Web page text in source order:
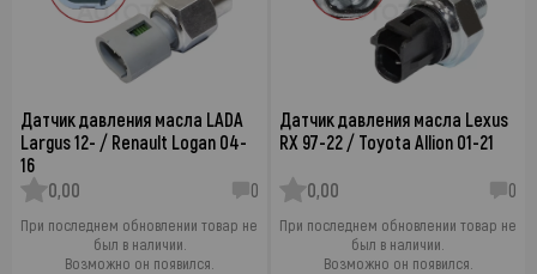
Датчик давления масла LADA
Largus 12- / Renault Logan 04-
16
0,00
0
При последнем обновлении товар не
был в наличии.
Возможно он появился.
Датчик давления масла Lexus
RX 97-22 / Toyota Allion 01-21
0,00 0
При последнем обновлении товар не
был в наличии.
Возможно он появился.